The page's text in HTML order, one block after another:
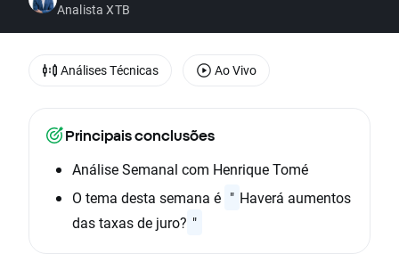
Analista XTB
Principais conclusões
Análise Semanal com Henrique Tomé
O tema desta semana é " Haverá aumentos
das taxas de juro? "
Análises Técnicas Ao Vivo